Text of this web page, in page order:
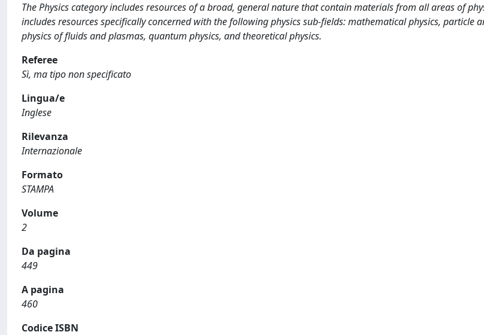
The Physics category includes resources of a broad, general nature that contain materials from all areas of
includes resources specifically concerned with the following physics sub-fields: mathematical physics, particle
physics of fluids and plasmas, quantum physics, and theoretical physics.
Referee
Sì, ma tipo non specificato
Lingua/e
Inglese
Rilevanza
Internazionale
Formato
STAMPA
Volume
2
Da pagina
449
A pagina
460
Codice ISBN